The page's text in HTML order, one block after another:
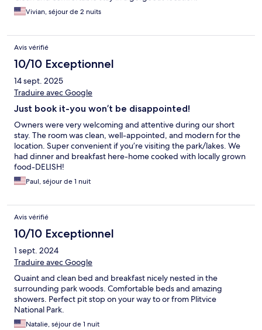
Vivian, séjour de 2 nuits
Avis vérifié
10/10 Exceptionnel
14 sept. 2025
Traduire avec Google
Just book it-you won’t be disappointed!
Owners were very welcoming and attentive during our short
stay. The room was clean, well-appointed, and modern for the
location. Super convenient if you’re visiting the park/lakes. We
had dinner and breakfast here-home cooked with locally grown
food-DELISH!
Paul, séjour de 1 nuit
Avis vérifié
10/10 Exceptionnel
1 sept. 2024
Traduire avec Google
Quaint and clean bed and breakfast nicely nested in the
surrounding park woods. Comfortable beds and amazing
showers. Perfect pit stop on your way to or from Plitvice
National Park.
Natalie, séjour de 1 nuit